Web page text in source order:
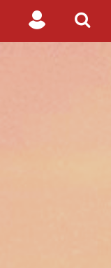
Search
Login